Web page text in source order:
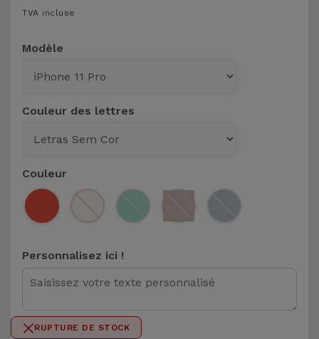
Marques
tout
et
Chaînes
Téléphone
Gadgets
et
Maison
Portefeuilles,
Étuis et Sacs
Traceurs et
Accessoires
TVA incluse
Modèle
Couleur des lettres
Couleur
Personnalisez ici !
0 / 50RUPTURE DE STOCK